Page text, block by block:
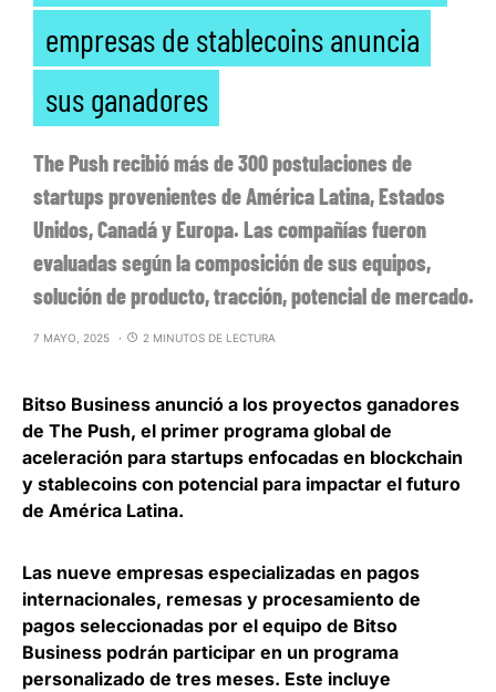
empresas de stablecoins anuncia
sus ganadores
The Push recibió más de 300 postulaciones de
startups provenientes de América Latina, Estados
Unidos, Canadá y Europa. Las compañías fueron
evaluadas según la composición de sus equipos,
solución de producto, tracción, potencial de mercado.
7 MAYO, 2025 2 MINUTOS DE LECTURA
Bitso Business anunció a los proyectos ganadores
de The Push, el primer programa global de
aceleración para startups enfocadas en blockchain
y stablecoins con potencial para impactar el futuro
de América Latina.
Las nueve empresas especializadas en pagos
internacionales, remesas y procesamiento de
pagos seleccionadas por el equipo de Bitso
Business podrán participar en un programa
personalizado de tres meses. Este incluye